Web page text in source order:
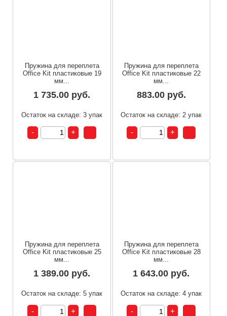
Пружина для переплета
Office Kit пластиковые 19
мм...
1 735.00 руб.
Остаток на складе: 3 упак
Пружина для переплета
Office Kit пластиковые 22
мм...
883.00 руб.
Остаток на складе: 2 упак
Пружина для переплета
Office Kit пластиковые 25
мм...
1 389.00 руб.
Остаток на складе: 5 упак
Пружина для переплета
Office Kit пластиковые 28
мм...
1 643.00 руб.
Остаток на складе: 4 упак